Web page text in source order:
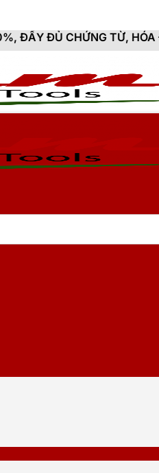
TỪ, HÓA ĐƠN VAT